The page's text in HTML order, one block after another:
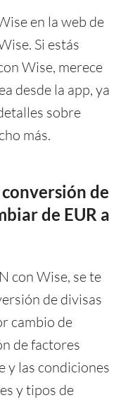
en la web de
Si estás
Wise, merece
desde la app, ya
sobre
más.
de
de EUR a
con Wise, se te
de divisas
cambio de
de factores
y las condiciones
y tipos de